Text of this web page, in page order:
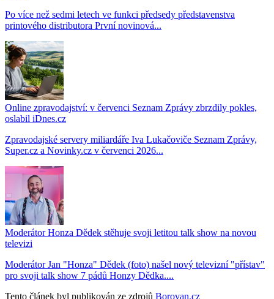
Po více než sedmi letech ve funkci předsedy představenstva
printového distributora První novinová...
Online zpravodajství: v červenci Seznam Zprávy zbrzdily pokles,
oslabil iDnes.cz
Zpravodajské servery miliardáře Iva Lukačoviče Seznam Zprávy,
Super.cz a Novinky.cz v červenci 2026...
Moderátor Honza Dědek stěhuje svoji letitou talk show na novou
televizi
Moderátor Jan "Honza" Dědek (foto) našel nový televizní "přístav"
pro svoji talk show 7 pádů Honzy Dědka....
Tento článek byl publikován ze zdrojů Borovan.cz